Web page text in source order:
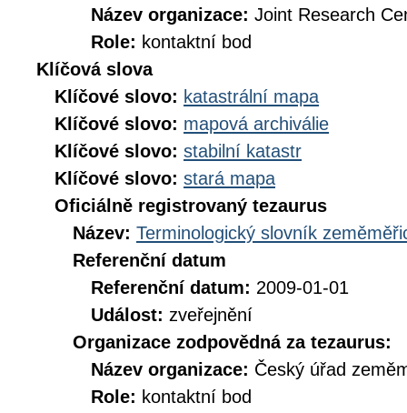
Název organizace: Joint Research
Role: kontaktní bod
Klíčová slova
Klíčové slovo: katastrální mapa
Klíčové slovo: mapová archiválie
Klíčové slovo: stabilní katastr
Klíčové slovo: stará mapa
Oficiálně registrovaný tezaurus
Název: Terminologický slovník
Referenční datum
Referenční datum: 2009-01-01
Událost: zveřejnění
Organizace zodpovědná za tezaurus:
Název organizace: Český úřad
Role: kontaktní bod